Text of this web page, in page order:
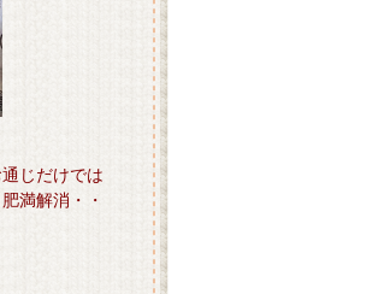
じだけでは
満解消・・